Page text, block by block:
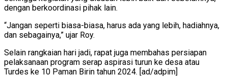
dengan berkoordinasi pihak lain.
“Jangan seperti biasa-biasa, harus ada yang lebih, hadiahnya,
dan sebagainya,” ujar Roy.
Selain rangkaian hari jadi, rapat juga membahas persiapan
pelaksanaan program serap aspirasi turun ke desa atau
Turdes ke 10 Paman Birin tahun 2024. [ad/adpim]